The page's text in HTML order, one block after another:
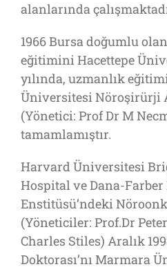
alanlarında
1966 Bursa doğumlu olan
eğitimini Hacettepe
yılında, uzmanlık
Üniversitesi Nöroşirürji
(Yönetici: Prof Dr M
tamamlamıştır.
Harvard Üniversitesi
Hospital ve Dana-Farber
Enstitüsü’ndeki
(Yöneticiler: Prof.Dr
Charles Stiles) Aralık
Doktorası’nı Marmara